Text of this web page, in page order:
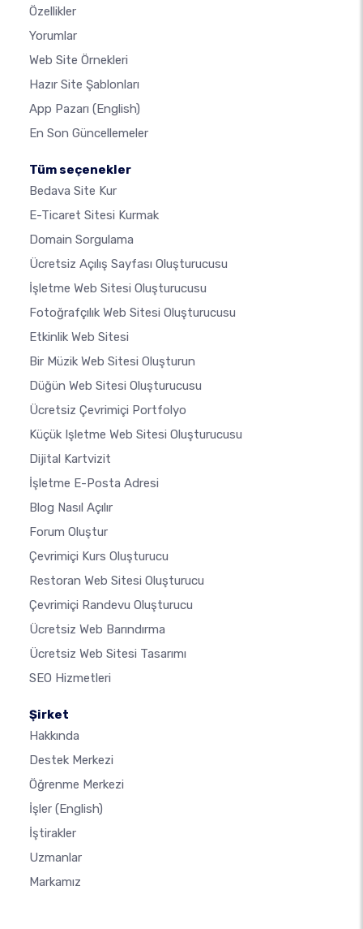
Özellikler
Yorumlar
Web Site Örnekleri
Hazır Site Şablonları
App Pazarı (English)
En Son Güncellemeler
Tüm seçenekler
Bedava Site Kur
E-Ticaret Sitesi Kurmak
Domain Sorgulama
Ücretsiz Açılış Sayfası Oluşturucusu
İşletme Web Sitesi Oluşturucusu
Fotoğrafçılık Web Sitesi Oluşturucusu
Etkinlik Web Sitesi
Bir Müzik Web Sitesi Oluşturun
Düğün Web Sitesi Oluşturucusu
Ücretsiz Çevrimiçi Portfolyo
Küçük Işletme Web Sitesi Oluşturucusu
Dijital Kartvizit
İşletme E-Posta Adresi
Blog Nasıl Açılır
Forum Oluştur
Çevrimiçi Kurs Oluşturucu
Restoran Web Sitesi Oluşturucu
Çevrimiçi Randevu Oluşturucu
Ücretsiz Web Barındırma
Ücretsiz Web Sitesi Tasarımı
SEO Hizmetleri
Şirket
Hakkında
Destek Merkezi
Öğrenme Merkezi
İşler (English)
İştirakler
Uzmanlar
Markamız